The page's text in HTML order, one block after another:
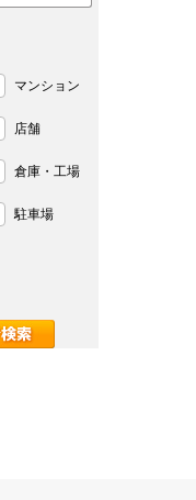
マンション
店舗
倉庫・工場
駐車場